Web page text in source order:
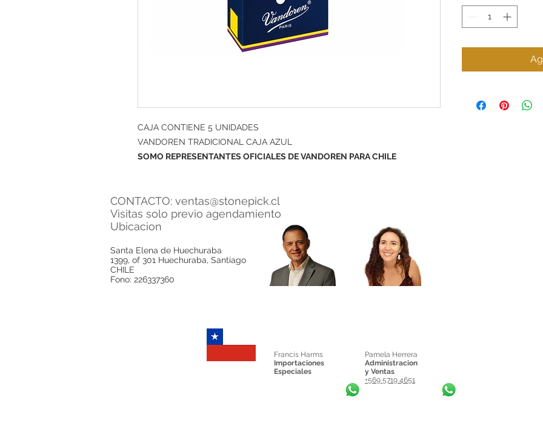
CAJA CONTIENE 5 UNIDADES
VANDOREN TRADICIONAL CAJA AZUL
SOMO REPRESENTANTES OFICIALES DE VANDOREN PARA CHILE
CONTACTO: ventas@stonepick.cl
Visitas solo previo agendamiento
Ubicacion
Santa Elena de Huechuraba
1399, of 301 Huechuraba, Santiago
CHILE
Fono: 226337360
Francis Harms
Importaciones
Especiales
Pamela Herrera
Administracion
y Ventas
+569 5719 4651